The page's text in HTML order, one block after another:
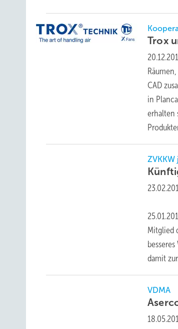
Trox
CAD
in
erhalten
ZVKKW
Mitglied
damit
VDMA